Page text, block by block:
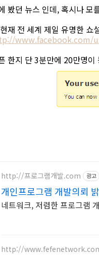
봤던 뉴스 인데, 혹시나 모
재 전 세계 제일 유명한 쇼
www.facebook.com/
한지 단 3분만에 20만명
http://프로그램개발.com 광고
개인프로그램 개발의뢰
네트워크, 저렴한 프로그램
http://